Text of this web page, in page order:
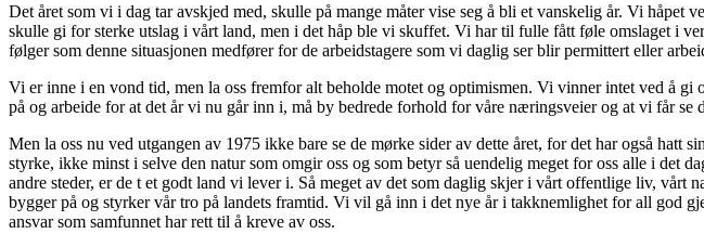
Det året som vi i dag tar avskjed med, skulle på mange måter vise seg å bli et vanskelig år. Vi
skulle gi for sterke utslag i vårt land, men i det håp ble vi skuffet. Vi har til fulle fått føle omslaget i
følger som denne situasjonen medfører for de arbeidstagere som vi daglig ser blir permittert eller
Vi er inne i en vond tid, men la oss fremfor alt beholde motet og optimismen. Vi vinner intet ved å
på og arbeide for at det år vi nu går inn i, må by bedrede forhold for våre næringsveier og at vi får se
Men la oss nu ved utgangen av 1975 ikke bare se de mørke sider av dette året, for det har også hatt
styrke, ikke minst i selve den natur som omgir oss og som betyr så uendelig meget for oss alle i
andre steder, er de t et godt land vi lever i. Så meget av det som daglig skjer i vårt offentlige liv,
bygger på og styrker vår tro på landets framtid. Vi vil gå inn i det nye år i takknemlighet for all god
ansvar som samfunnet har rett til å kreve av oss.